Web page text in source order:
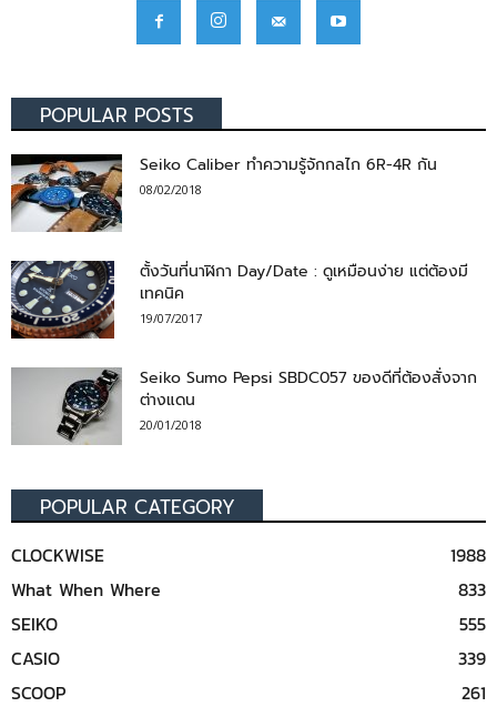
POPULAR POSTS
Seiko Caliber ทำความรู้จักกลไก 6R-4R กัน
08/02/2018
ตั้งวันที่นาฬิกา Day/Date : ดูเหมือนง่าย แต่ต้องมี
เทคนิค
19/07/2017
Seiko Sumo Pepsi SBDC057 ของดีที่ต้องสั่งจาก
ต่างแดน
20/01/2018
POPULAR CATEGORY
CLOCKWISE
1988
What When Where
833
SEIKO
555
CASIO
339
SCOOP
261